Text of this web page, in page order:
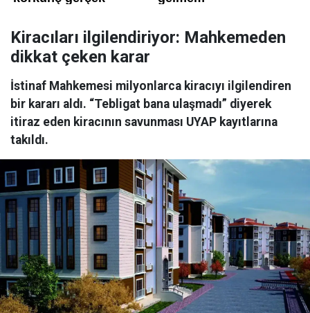
Kiracıları ilgilendiriyor: Mahkemeden
dikkat çeken karar
İstinaf Mahkemesi milyonlarca kiracıyı ilgilendiren
bir kararı aldı. “Tebligat bana ulaşmadı” diyerek
itiraz eden kiracının savunması UYAP kayıtlarına
takıldı.